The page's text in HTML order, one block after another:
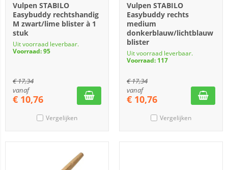
Vulpen STABILO
Easybuddy rechtshandig
M zwart/lime blister à 1
stuk
Uit voorraad leverbaar.
Voorraad: 95
€17,34
vanaf
€ 10,76
Vergelijken
Vulpen STABILO
Easybuddy rechts
medium
donkerblauw/lichtblauw
blister
Uit voorraad leverbaar.
Voorraad: 117
€17,34
vanaf
€ 10,76
Vergelijken